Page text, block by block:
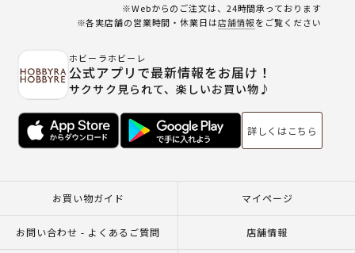
※Webからのご注文は、24時間承っております
※各実店舗の営業時間・休業日は店舗情報をご覧ください
ホビーラホビーレ
公式アプリで最新情報をお届け！
サクサク見られて、楽しいお買い物♪
詳しくはこちら
お買い物ガイド マイページ
お問い合わせ - よくあるご質問 店舗情報